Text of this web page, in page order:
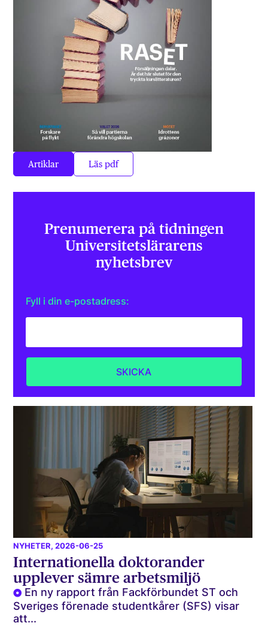
Artiklar Läs pdf
Prenumerera på tidningen
Universitets­lärarens
nyhetsbrev
Fyll i din e-postadress:
NYHETER, 2026-06-25
Internationella doktorander
upplever sämre arbetsmiljö
En ny rapport från Fackförbundet ST och
Sveriges förenade studentkårer (SFS) visar
att...